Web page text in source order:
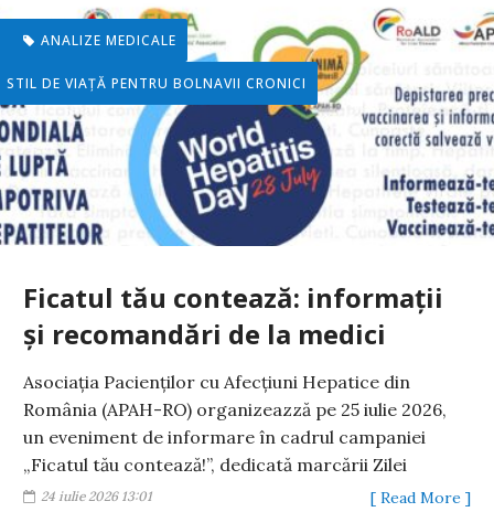
ANALIZE MEDICALE
STIL DE VIAŢĂ PENTRU BOLNAVII CRONICI
Ficatul tău contează: informații
și recomandări de la medici
Asociația Pacienților cu Afecțiuni Hepatice din
România (APAH-RO) organizeazză pe 25 iulie 2026,
un eveniment de informare în cadrul campaniei
„Ficatul tău contează!”, dedicată marcării Zilei
24 iulie 2026 13:01 [ Read More ]